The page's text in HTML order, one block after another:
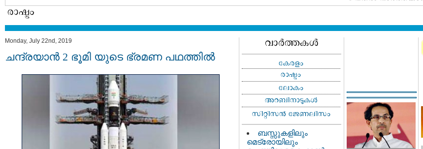
Monday, July 22nd, 2019
ചന്ദ്രയാന്‍ 2 ഭൂമി യുടെ ഭ്രമണ പഥത്തില്‍
ബസ്സുകളിലും
മെട്രോയിലും